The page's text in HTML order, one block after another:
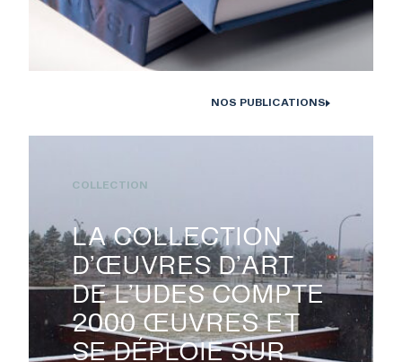

Monographies Solstice de Bertrand Carrière et Isabelle Hayeur.
NOS PUBLICATIONS
LA COLLECTION
D’ŒUVRES D’ART
DE L’UDES COMPTE
2000 ŒUVRES ET
SE DÉPLOIE SUR
COLLECTION